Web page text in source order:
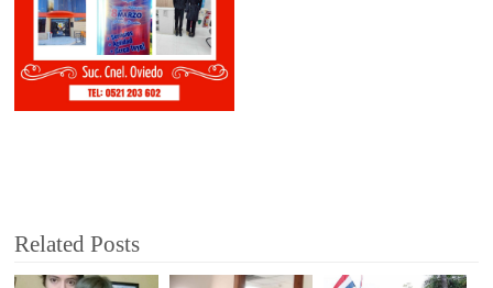
Related Posts